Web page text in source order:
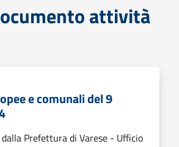
attività
e comunali del 9
Prefettura di Varese - Ufficio